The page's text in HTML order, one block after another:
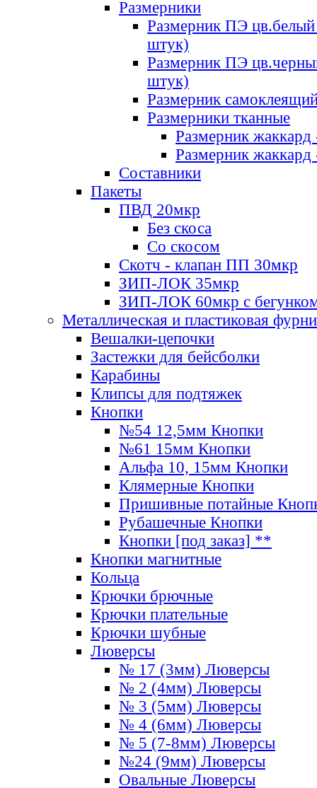
Размерники
Размерник ПЭ цв.белый
штук)
Размерник ПЭ
штук)
Размерник
Размерники тканные
Размерник
Размерник
Составники
Пакеты
ПВД 20мкр
Без скоса
Со скосом
Скотч - клапан ПП 30мкр
ЗИП-ЛОК 35мкр
ЗИП-ЛОК 60мкр с
Металлическая и пластиковая
Вешалки-цепочки
Застежки для бейсболки
Карабины
Клипсы для подтяжек
Кнопки
№54 12,5мм Кнопки
№61 15мм Кнопки
Альфа 10, 15мм Кнопки
Клямерные Кнопки
Пришивные потайные
Рубашечные Кнопки
Кнопки [под заказ] **
Кнопки магнитные
Кольца
Крючки брючные
Крючки плательные
Крючки шубные
Люверсы
№ 17 (3мм) Люверсы
№ 2 (4мм) Люверсы
№ 3 (5мм) Люверсы
№ 4 (6мм) Люверсы
№ 5 (7-8мм) Люверсы
№24 (9мм) Люверсы
Овальные Люверсы